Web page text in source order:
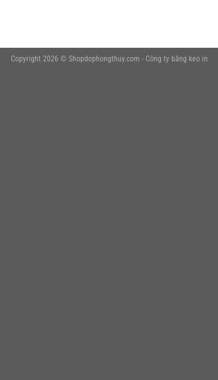
embedgooglemap.net
Copyright 2026 © Shopdophongthuy.com - Công ty băng keo in